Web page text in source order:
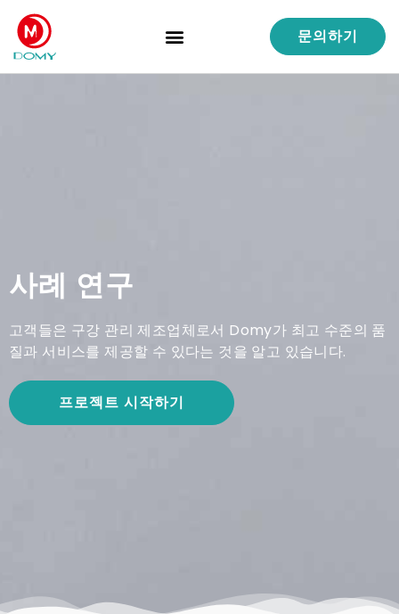
문의하기
사례 연구
고객들은 구강 관리 제조업체로서 Domy가 최고 수준의 품
질과 서비스를 제공할 수 있다는 것을 알고 있습니다.
프로젝트 시작하기